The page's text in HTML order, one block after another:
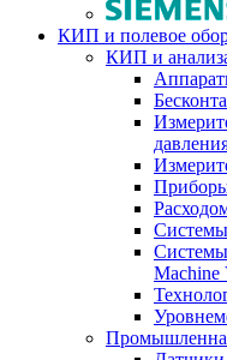
КИП и полевое
КИП и
Machine